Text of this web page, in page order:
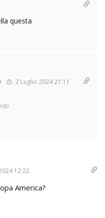
questa
2 Luglio 2024 21:11
12:22
America?